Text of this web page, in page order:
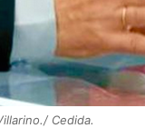
Cedida.